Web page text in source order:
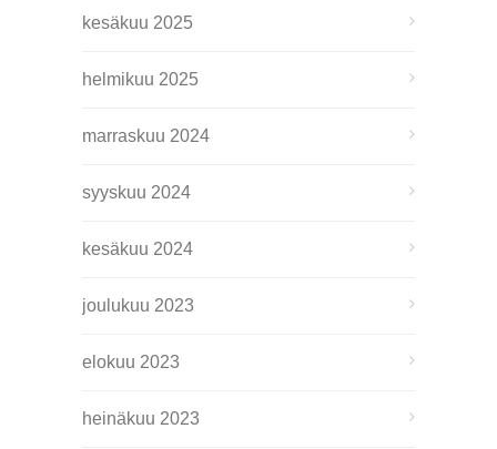
kesäkuu 2025
helmikuu 2025
marraskuu 2024
syyskuu 2024
kesäkuu 2024
joulukuu 2023
elokuu 2023
heinäkuu 2023